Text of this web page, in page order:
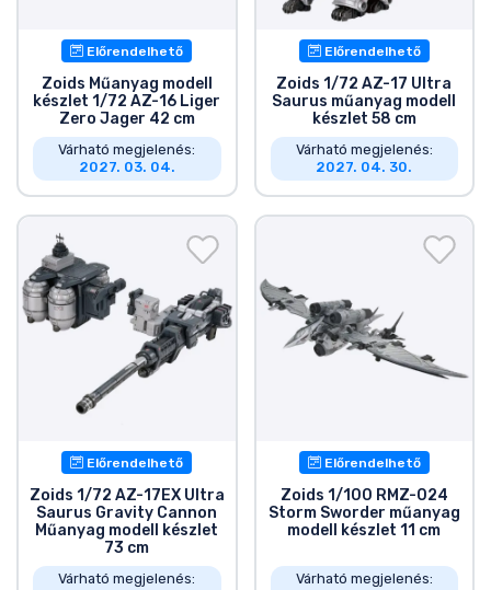
Előrendelhető
Zoids Műanyag modell
készlet 1/72 AZ-16 Liger
Zero Jager 42 cm
Várható megjelenés:
2027. 03. 04.
Előrendelhető
Zoids 1/72 AZ-17 Ultra
Saurus műanyag modell
készlet 58 cm
Várható megjelenés:
2027. 04. 30.
Előrendelhető
Zoids 1/72 AZ-17EX Ultra
Saurus Gravity Cannon
Műanyag modell készlet
73 cm
Várható megjelenés:
Előrendelhető
Zoids 1/100 RMZ-024
Storm Sworder műanyag
modell készlet 11 cm
Várható megjelenés: